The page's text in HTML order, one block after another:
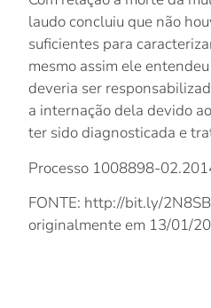
laudo concluiu que não
suficientes para
mesmo assim ele
deveria ser
a internação dela devido
ter sido diagnosticada e
Processo 1008898-
FONTE: http://bit.ly/
originalmente em 13/01/